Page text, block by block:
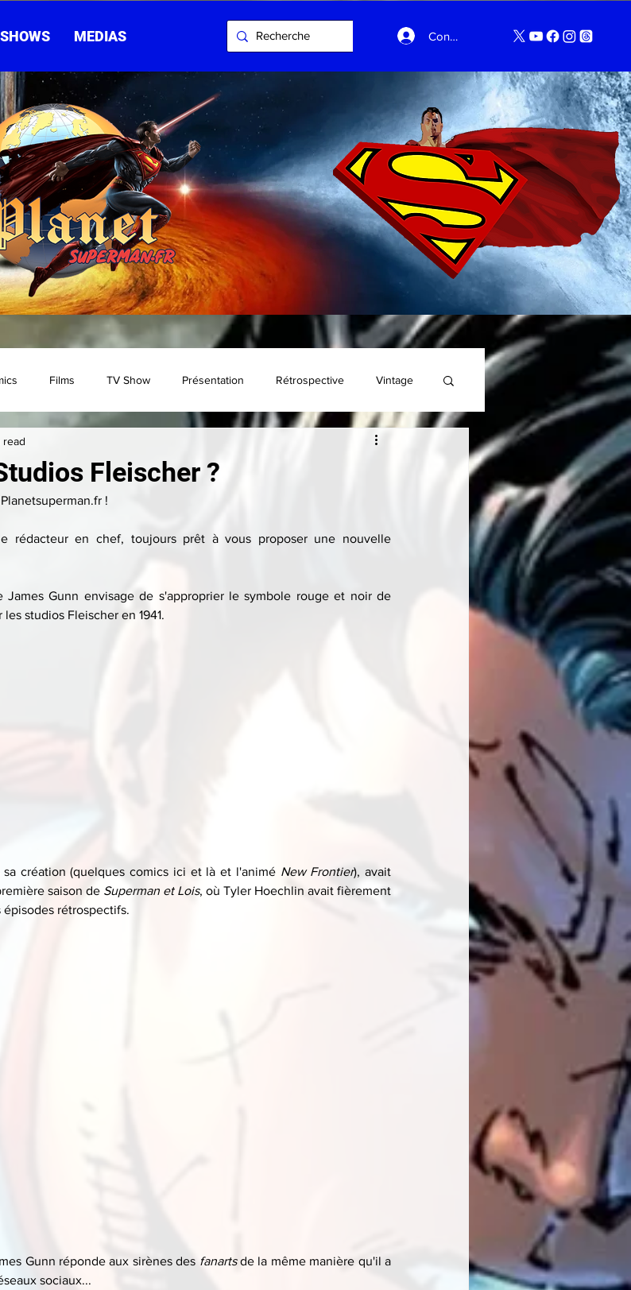
MEDIAS Connexion
Films TV Show Présentation Rétrospective Vintage
Brèves
Fleischer ?
read
!
rédacteur en chef, toujours prêt à vous proposer une nouvelle
James Gunn envisage de s'approprier le symbole rouge et noir de
studios Fleischer en 1941.
création (quelques comics ici et là et l'animé New Frontier), avait
saison de Superman et Lois, où Tyler Hoechlin avait fièrement
rétrospectifs.
Gunn réponde aux sirènes des fanarts de la même manière qu'il a
sociaux...